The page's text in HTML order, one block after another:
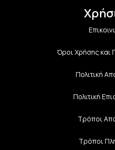
Όροι Χρήσης και
Πολιτική
Πολιτική
Τρόποι
Τρόποι